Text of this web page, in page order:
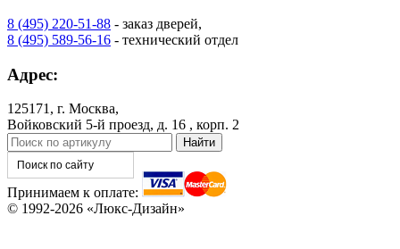
8 (495) 220-51-88 - заказ дверей,
8 (495) 589-56-16 - технический отдел
Адрес:
125171, г. Москва,
Войковский 5-й проезд, д. 16 , корп. 2
Принимаем к оплате:
© 1992-2026 «Люкс-Дизайн»